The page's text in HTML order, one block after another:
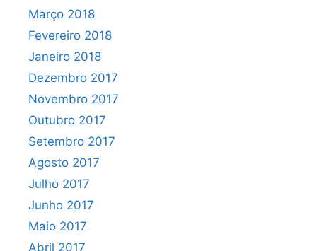
Março 2018
Fevereiro 2018
Janeiro 2018
Dezembro 2017
Novembro 2017
Outubro 2017
Setembro 2017
Agosto 2017
Julho 2017
Junho 2017
Maio 2017
Abril 2017